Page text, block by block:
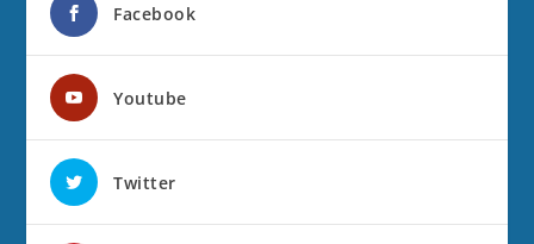
Facebook
Youtube
Twitter